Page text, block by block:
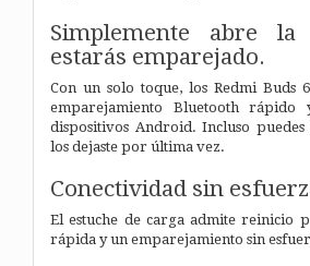
Simplemente abre
estarás emparejado.
Con un solo toque, los Redmi Buds
emparejamiento Bluetooth rápido
dispositivos Android. Incluso
los dejaste por última vez.
Conectividad sin
El estuche de carga admite reinicio
rápida y un emparejamiento sin